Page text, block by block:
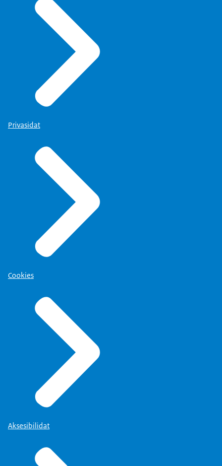
Privasidat
Cookies
Aksesibilidat